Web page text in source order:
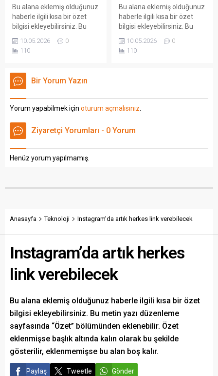
Bu alana eklemiş olduğunuz
haberle ilgili kısa bir özet
bilgisi ekleyebilirsiniz. Bu
sayfasında "Özet"
bölümünden eklenebilir.
altında kalın olarak bu
şekilde gösterilir,
kalır.
10.05.2026
0
110
Bu alana eklemiş olduğunuz
haberle ilgili kısa bir özet
bilgisi ekleyebilirsiniz. Bu
sayfasında "Özet"
bölümünden eklenebilir.
kalır.
10.05.2026
0
110
Bir Yorum Yazın
Yorum yapabilmek için oturum açmalısınız
Ziyaretçi Yorumları - 0 Yorum
Henüz yorum yapılmamış.
Anasayfa Teknoloji Instagram’da artık herkes link verebilecek
Instagram’da artık herkes
link verebilecek
Bu alana eklemiş olduğunuz haberle ilgili kısa bir özet
bilgisi ekleyebilirsiniz. Bu metin yazı düzenleme
sayfasında “Özet” bölümünden eklenebilir. Özet
eklenmişse başlık altında kalın olarak bu şekilde
gösterilir, eklenmemişse bu alan boş kalır.
Paylaş Tweetle Gönder